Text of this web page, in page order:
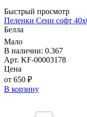
Быстрый просмотр
Пеленки Сени софт
Белла
Мало
В наличии: 0.367
Арт. KF-00003178
Цена
от 650 ₽
В корзину